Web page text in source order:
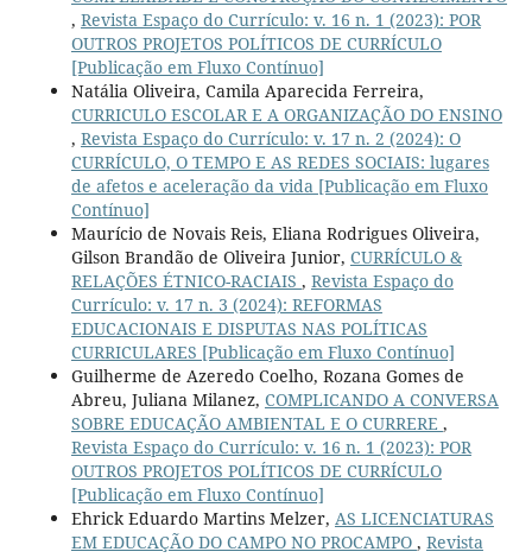
, Revista Espaço do Currículo: v. 16 n. 1 (2023): POR
OUTROS PROJETOS POLÍTICOS DE CURRÍCULO
[Publicação em Fluxo Contínuo]
Natália Oliveira, Camila Aparecida Ferreira,
CURRICULO ESCOLAR E A ORGANIZAÇÃO DO ENSINO
, Revista Espaço do Currículo: v. 17 n. 2 (2024): O
CURRÍCULO, O TEMPO E AS REDES SOCIAIS: lugares
de afetos e aceleração da vida [Publicação em Fluxo
Contínuo]
Maurício de Novais Reis, Eliana Rodrigues Oliveira,
Gilson Brandão de Oliveira Junior, CURRÍCULO &
RELAÇÕES ÉTNICO-RACIAIS , Revista Espaço do
Currículo: v. 17 n. 3 (2024): REFORMAS
EDUCACIONAIS E DISPUTAS NAS POLÍTICAS
CURRICULARES [Publicação em Fluxo Contínuo]
Guilherme de Azeredo Coelho, Rozana Gomes de
Abreu, Juliana Milanez, COMPLICANDO A CONVERSA
SOBRE EDUCAÇÃO AMBIENTAL E O CURRERE ,
Revista Espaço do Currículo: v. 16 n. 1 (2023): POR
OUTROS PROJETOS POLÍTICOS DE CURRÍCULO
[Publicação em Fluxo Contínuo]
Ehrick Eduardo Martins Melzer, AS LICENCIATURAS
EM EDUCAÇÃO DO CAMPO NO PROCAMPO , Revista